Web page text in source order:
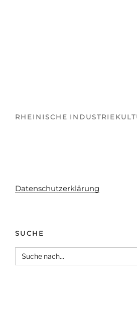
RHEINISCHE
Datenschutzerklärung
SUCHE
Search
for: